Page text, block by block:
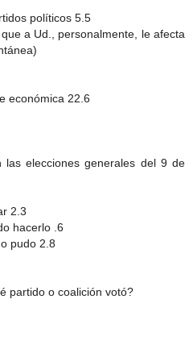
políticos 5.5
a Ud., personalmente, le afecta
económica 22.6
elecciones generales del 9 de
2.3
hacerlo .6
pudo 2.8
partido o coalición votó?